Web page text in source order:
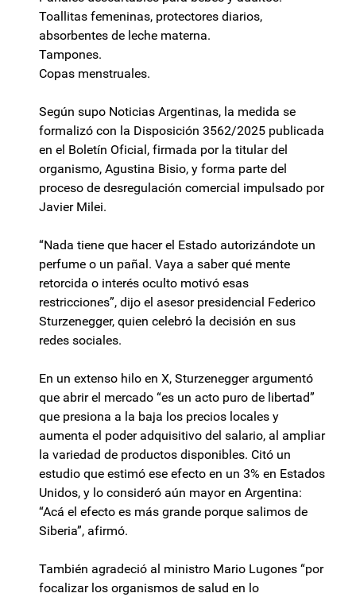
Toallitas femeninas, protectores diarios,
absorbentes de leche materna.
Tampones.
Copas menstruales.
Según supo Noticias Argentinas, la medida se
formalizó con la Disposición 3562/2025 publicada
en el Boletín Oficial, firmada por la titular del
organismo, Agustina Bisio, y forma parte del
proceso de desregulación comercial impulsado por
Javier Milei.
“Nada tiene que hacer el Estado autorizándote un
perfume o un pañal. Vaya a saber qué mente
retorcida o interés oculto motivó esas
restricciones”, dijo el asesor presidencial Federico
Sturzenegger, quien celebró la decisión en sus
redes sociales.
En un extenso hilo en X, Sturzenegger argumentó
que abrir el mercado “es un acto puro de libertad”
que presiona a la baja los precios locales y
aumenta el poder adquisitivo del salario, al ampliar
la variedad de productos disponibles. Citó un
estudio que estimó ese efecto en un 3% en Estados
Unidos, y lo consideró aún mayor en Argentina:
“Acá el efecto es más grande porque salimos de
Siberia”, afirmó.
También agradeció al ministro Mario Lugones “por
focalizar los organismos de salud en lo